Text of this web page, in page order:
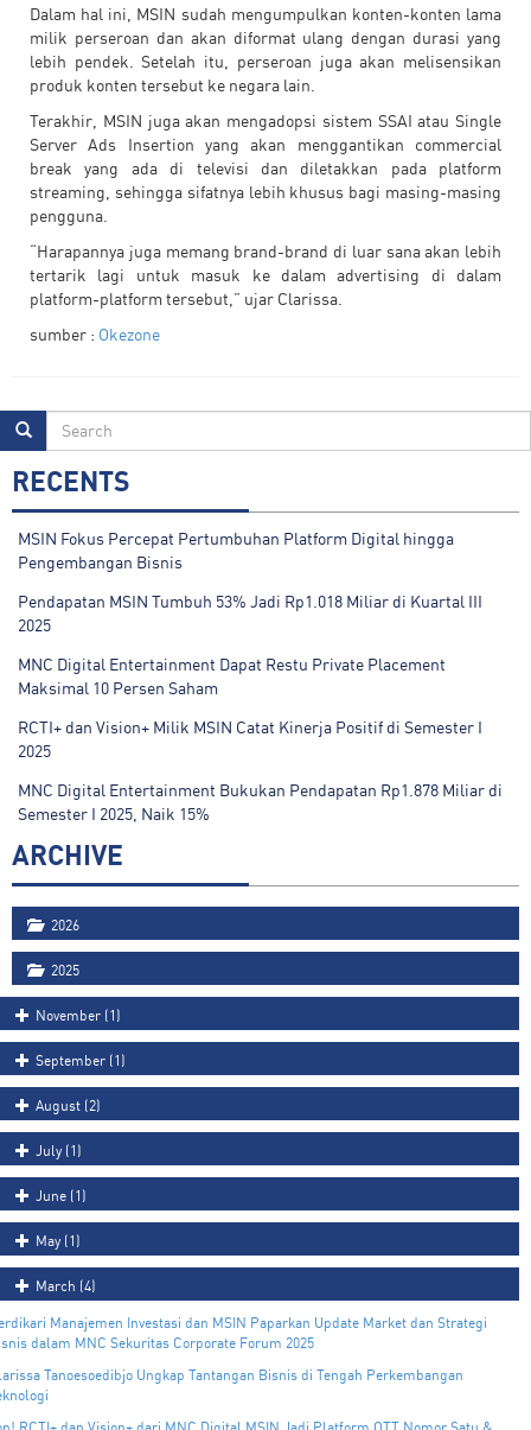
Dalam hal ini, MSIN sudah mengumpulkan konten-konten lama
milik perseroan dan akan diformat ulang dengan durasi yang
lebih pendek. Setelah itu, perseroan juga akan melisensikan
produk konten tersebut ke negara lain.
Terakhir, MSIN juga akan mengadopsi sistem SSAI atau Single
Server Ads Insertion yang akan menggantikan commercial
break yang ada di televisi dan diletakkan pada platform
streaming, sehingga sifatnya lebih khusus bagi masing-masing
pengguna.
“Harapannya juga memang brand-brand di luar sana akan lebih
tertarik lagi untuk masuk ke dalam advertising di dalam
platform-platform tersebut,” ujar Clarissa.
sumber : Okezone
RECENTS
MSIN Fokus Percepat Pertumbuhan Platform Digital hingga
Pengembangan Bisnis
Pendapatan MSIN Tumbuh 53% Jadi Rp1.018 Miliar di Kuartal III
2025
MNC Digital Entertainment Dapat Restu Private Placement
Maksimal 10 Persen Saham
RCTI+ dan Vision+ Milik MSIN Catat Kinerja Positif di Semester I
2025
MNC Digital Entertainment Bukukan Pendapatan Rp1.878 Miliar di
Semester I 2025, Naik 15%
ARCHIVE
2026
2025
November (1)
September (1)
August (2)
July (1)
June (1)
May (1)
March (4)
Manajemen Investasi dan MSIN Paparkan Update Market dan Strategi
dalam MNC Sekuritas Corporate Forum 2025
Tanoesoedibjo Ungkap Tantangan Bisnis di Tengah Perkembangan